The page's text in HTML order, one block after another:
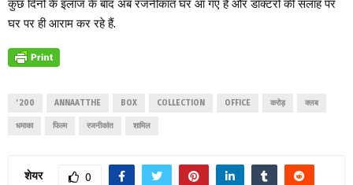
कुछ दिनों के इलाज के बाद अब रजनीकांत घर आ गए हैं और डॉक्टरों की सलाह पर
घर पर ही आराम कर रहे हैं.
' 200 ANNAATTHE BOX COLLECTION OFFICE करोड़ क्लब
धमाका फिल्म रजनीकांत शामिल
शेयर 0